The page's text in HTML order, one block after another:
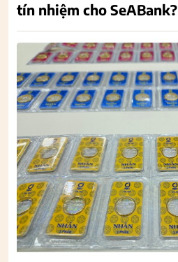
tín nhiệm cho SeABank?